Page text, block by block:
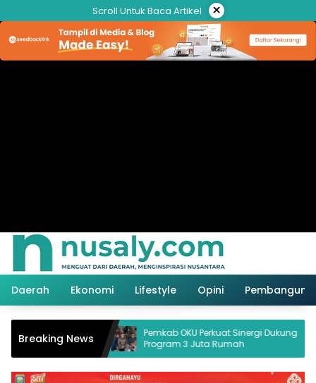
ke
konten
Scroll Untuk Baca Artikel ×
Daerah Ekonomi Lifestyle Opini
Breaking News
Desak
Pemkab OKU Perkuat Sinergi Dukung
Program 3 Juta Rumah